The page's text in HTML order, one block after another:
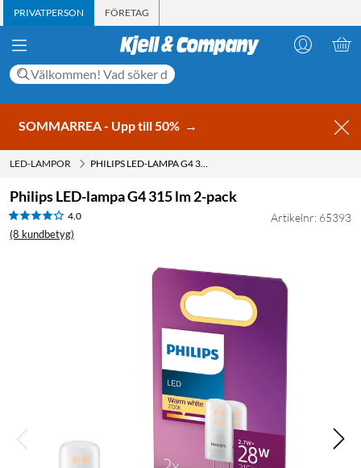
PRIVATPERSON FÖRETAG
SOMMARREA - Upp till 50% →
LED-LAMPOR PHILIPS LED-LAMPA G4 315 LM 2-PACK
Philips LED-lampa G4 315 lm 2-pack
4.0
(8 kundbetyg)
Artikelnr: 65393